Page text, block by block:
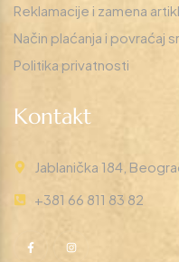
Reklamacije i zamena
Način plaćanja i povraćaj
Politika privatnosti
Kontakt
Jablanička 184,
+381 66 811 83 82